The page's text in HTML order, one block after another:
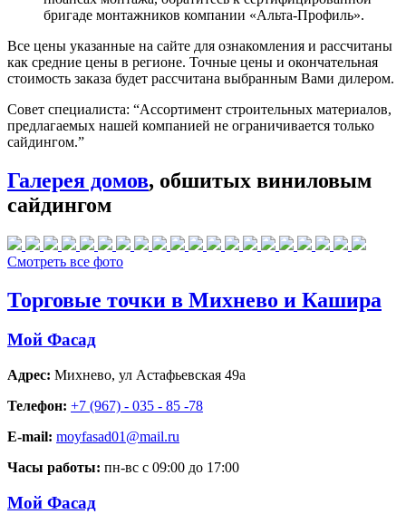
бригаде монтажников компании «Альта-Профиль».
Все цены указанные на сайте для ознакомления и рассчитаны
как средние цены в регионе. Точные цены и окончательная
стоимость заказа будет рассчитана выбранным Вами дилером.
Совет специалиста: “Ассортимент строительных материалов,
предлагаемых нашей компанией не ограничивается только
сайдингом.”
Галерея домов, обшитых виниловым
сайдингом
Смотреть все фото
Торговые точки в Михнево и Кашира
Мой Фасад
Адрес: Михнево, ул Астафьевская 49а
Телефон: +7 (967) - 035 - 85 -78
E-mail: moyfasad01@mail.ru
Часы работы: пн-вс с 09:00 до 17:00
Мой Фасад